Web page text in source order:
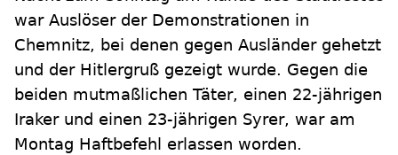
war Auslöser der Demonstrationen in
Chemnitz, bei denen gegen Ausländer gehetzt
und der Hitlergruß gezeigt wurde. Gegen die
beiden mutmaßlichen Täter, einen 22-jährigen
Iraker und einen 23-jährigen Syrer, war am
Montag Haftbefehl erlassen worden.